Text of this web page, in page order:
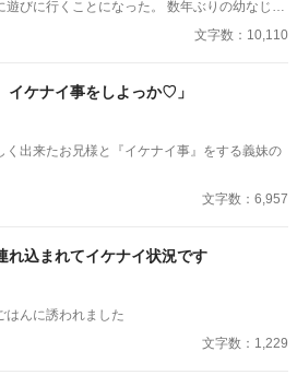
遊びに行くことになった。 数年ぶりの幼なじみ
いる中、いつの間にか友人たちは帰っており、
に。 そこで俺は彼の部屋であるものを見つけ
文字数：10,110
イケナイ事をしよっか♡」
く出来たお兄様と『イケナイ事』をする義妹の
文字数：6,957
れ込まれてイケナイ状況です
はんに誘われました
文字数：1,229